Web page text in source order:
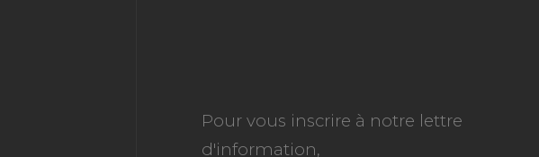
Pour vous inscrire à notre lettre
d'information,